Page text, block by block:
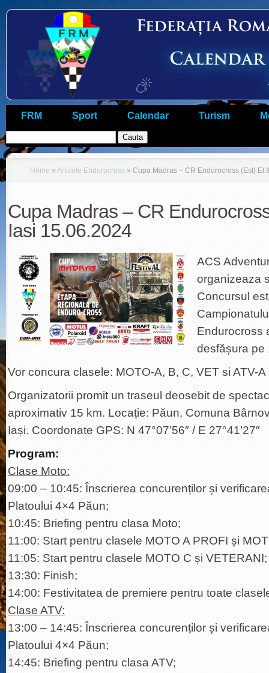
FRM Sport Calendar Turism
Home » Articole Endurocross » Cupa Madras – CR Endurocross (Est)
Cupa Madras – CR
Iasi 15.06.2024
ACS
organizeaza
Concursul
Endurocross
desfășura pe
Vor concura clasele: MOTO-A, B, C, VET si ATV-A
Organizatorii promit un traseul deosebit de
aproximativ 15 km. Locație: Păun, Comuna
Iași. Coordonate GPS: N 47°07’56″ / E 27°41’27″
Program:
Clase Moto:
09:00 – 10:45: Înscrierea concurenților și
Platoului 4×4 Păun;
10:45: Briefing pentru clasa Moto;
11:00: Start pentru clasele MOTO A PROFI și
11:05: Start pentru clasele MOTO C și VETERANI;
13:30: Finish;
14:00: Festivitatea de premiere pentru toate
Clase ATV:
13:00 – 14:45: Înscrierea concurenților și
Platoului 4×4 Păun;
14:45: Briefing pentru clasa ATV;